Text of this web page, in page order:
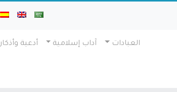
العبادات آداب إسلامية أدعية وأذكار